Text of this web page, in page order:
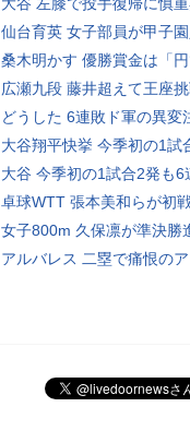
仙台育英 女子部員が甲子園
桑木明かす 優勝賞金は「円
広瀬九段 藤井超えて王座
どうした 6連敗ド軍の異変
大谷翔平快挙 今季初の1試
大谷 今季初の1試合2発も6
卓球WTT 張本美和らが初
女子800m 久保凛が準決勝
アルバレス 二塁で痛恨のア